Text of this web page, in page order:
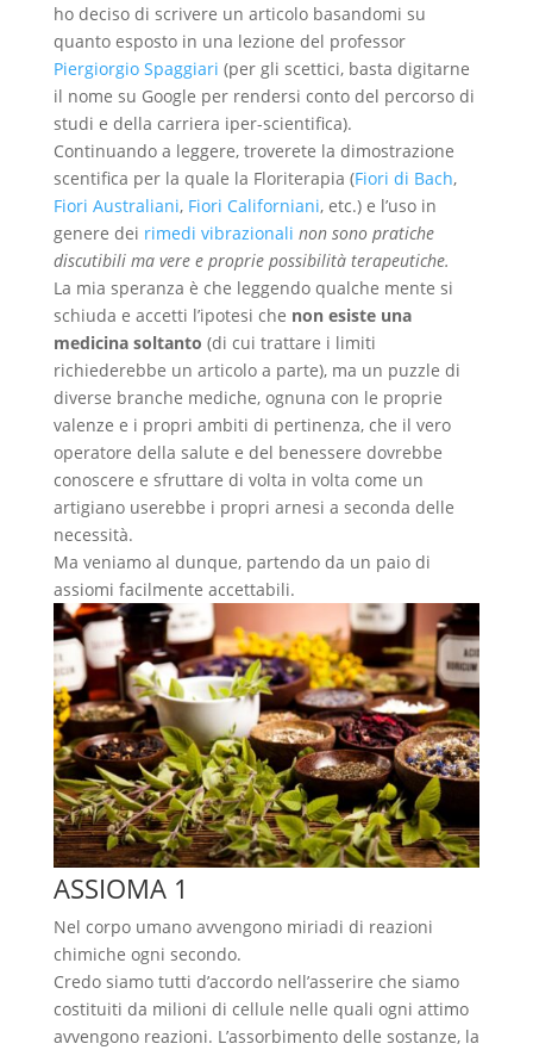
ho deciso di scrivere un articolo basandomi su
quanto esposto in una lezione del professor
Piergiorgio Spaggiari (per gli scettici, basta digitarne
il nome su Google per rendersi conto del percorso di
studi e della carriera iper-scientifica).
Continuando a leggere, troverete la dimostrazione
scentifica per la quale la Floriterapia (Fiori di Bach,
Fiori Australiani, Fiori Californiani, etc.) e l’uso in
genere dei rimedi vibrazionali non sono pratiche
discutibili ma vere e proprie possibilità terapeutiche.
La mia speranza è che leggendo qualche mente si
schiuda e accetti l’ipotesi che non esiste una
medicina soltanto (di cui trattare i limiti
richiederebbe un articolo a parte), ma un puzzle di
diverse branche mediche, ognuna con le proprie
valenze e i propri ambiti di pertinenza, che il vero
operatore della salute e del benessere dovrebbe
conoscere e sfruttare di volta in volta come un
artigiano userebbe i propri arnesi a seconda delle
necessità.
Ma veniamo al dunque, partendo da un paio di
assiomi facilmente accettabili.
ASSIOMA 1
Nel corpo umano avvengono miriadi di reazioni
chimiche ogni secondo.
Credo siamo tutti d’accordo nell’asserire che siamo
costituiti da milioni di cellule nelle quali ogni attimo
avvengono reazioni. L’assorbimento delle sostanze, la